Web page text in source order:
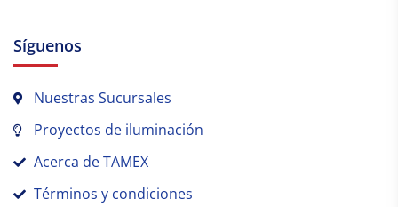
Síguenos
Nuestras Sucursales
Proyectos de iluminación
Acerca de TAMEX
Términos y condiciones